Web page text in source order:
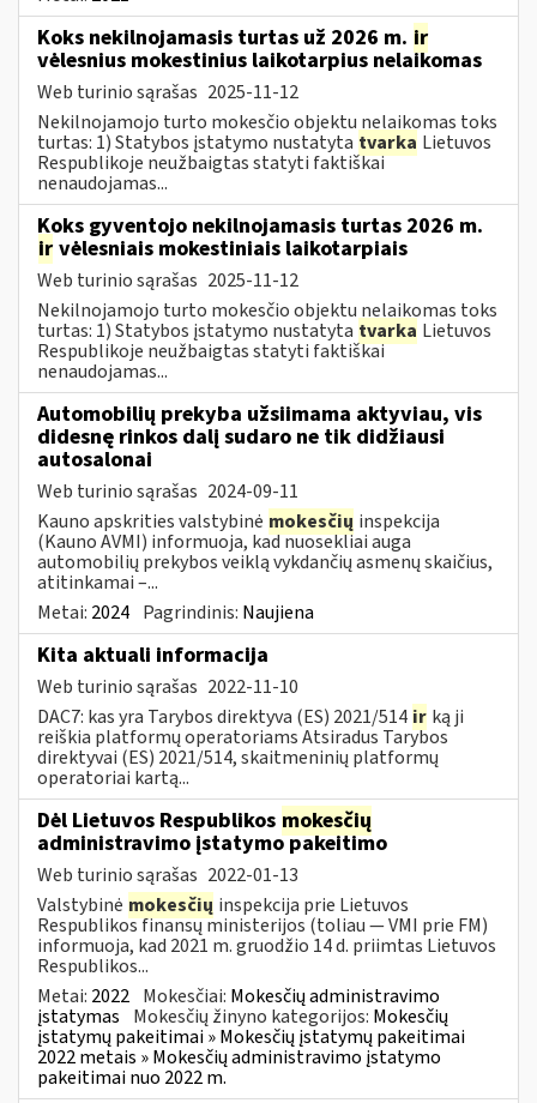
Koks nekilnojamasis turtas už 2026 m. ir
vėlesnius mokestinius laikotarpius nelaikomas
Web turinio sąrašas 2025-11-12
Nekilnojamojo turto mokesčio objektu nelaikomas toks
turtas: 1) Statybos įstatymo nustatyta tvarka Lietuvos
Respublikoje neužbaigtas statyti faktiškai
nenaudojamas...
Koks gyventojo nekilnojamasis turtas 2026 m.
ir vėlesniais mokestiniais laikotarpiais
Web turinio sąrašas 2025-11-12
Nekilnojamojo turto mokesčio objektu nelaikomas toks
turtas: 1) Statybos įstatymo nustatyta tvarka Lietuvos
Respublikoje neužbaigtas statyti faktiškai
nenaudojamas...
Automobilių prekyba užsiimama aktyviau, vis
didesnę rinkos dalį sudaro ne tik didžiausi
autosalonai
Web turinio sąrašas 2024-09-11
Kauno apskrities valstybinė mokesčių inspekcija
(Kauno AVMI) informuoja, kad nuosekliai auga
automobilių prekybos veiklą vykdančių asmenų skaičius,
atitinkamai –...
Metai: 2024 Pagrindinis: Naujiena
Kita aktuali informacija
Web turinio sąrašas 2022-11-10
DAC7: kas yra Tarybos direktyva (ES) 2021/514 ir ką ji
reiškia platformų operatoriams Atsiradus Tarybos
direktyvai (ES) 2021/514, skaitmeninių platformų
operatoriai kartą...
Dėl Lietuvos Respublikos mokesčių
administravimo įstatymo pakeitimo
Web turinio sąrašas 2022-01-13
Valstybinė mokesčių inspekcija prie Lietuvos
Respublikos finansų ministerijos (toliau — VMI prie FM)
informuoja, kad 2021 m. gruodžio 14 d. priimtas Lietuvos
Respublikos...
Metai: 2022 Mokesčiai: Mokesčių administravimo
įstatymas Mokesčių žinyno kategorijos: Mokesčių
įstatymų pakeitimai » Mokesčių įstatymų pakeitimai
2022 metais » Mokesčių administravimo įstatymo
pakeitimai nuo 2022 m.